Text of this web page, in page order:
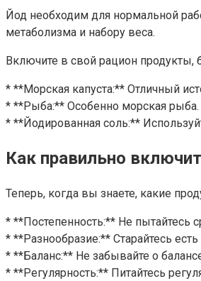
Йод необходим для нормальной
метаболизма и набору веса.
Включите в свой рацион продукты,
* **Морская капуста:** Отличный
* **Рыба:** Особенно морская рыба.
* **Йодированная соль:**
Как правильно
Теперь, когда вы знаете, какие
* **Постепенность:** Не пытайтесь
* **Разнообразие:** Старайтесь
* **Баланс:** Не забывайте о
* **Регулярность:** Питайтесь